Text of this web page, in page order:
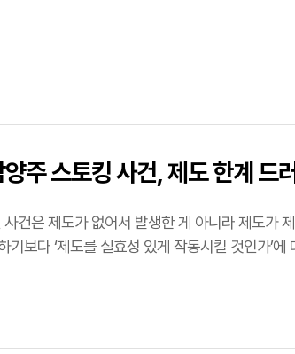
주 스토킹 사건, 제도 한계
건은 제도가 없어서 발생한 게 아니라 제도가
‘제도를 실효성 있게 작동시킬 것인가’에 대해 초점을 맞춰야